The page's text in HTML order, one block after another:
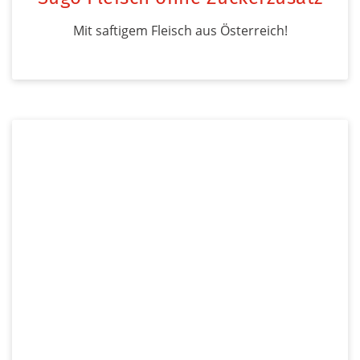
Mit saftigem Fleisch aus Österreich!